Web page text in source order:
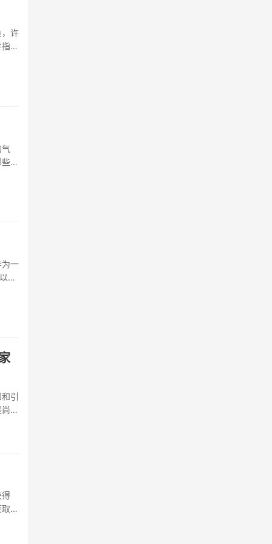
许
长
日
一
暗
引
未
得
途